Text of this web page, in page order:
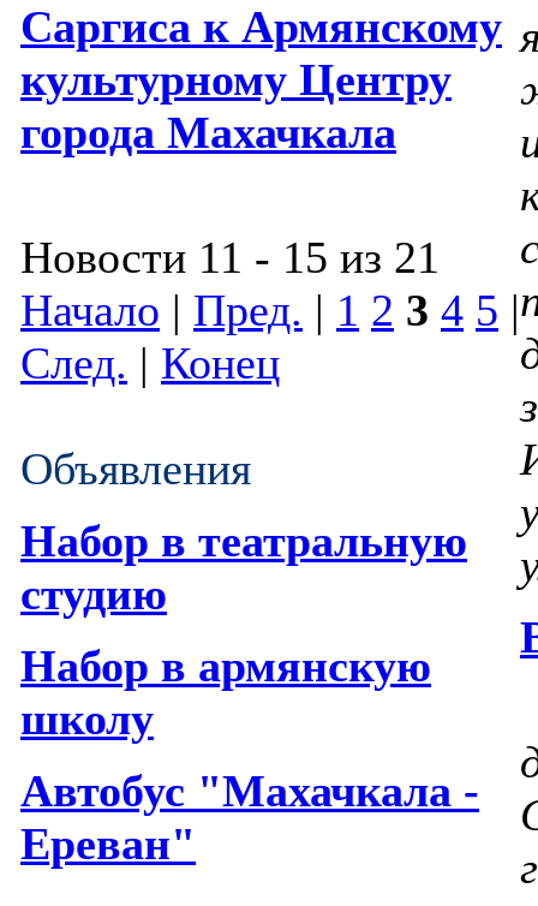
Саргиса к Армянскому
культурному Центру
города Махачкала
Новости 11 - 15 из 21
Начало | Пред. | 1 2 3 4 5 |
След. | Конец
Объявления
Набор в театральную
студию
Набор в армянскую
школу
Автобус "Махачкала -
Ереван"